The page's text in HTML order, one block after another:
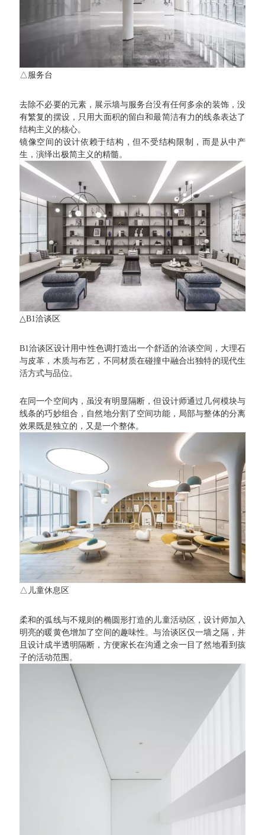
△服务台
去除不必要的元素，展示墙与服务台没有任何多余的装饰，没
有繁复的摆设，只用大面积的留白和最简洁有力的线条表达了
结构主义的核心。
镜像空间的设计依赖于结构，但不受结构限制，而是从中产
生，演绎出极简主义的精髓。
△B1洽谈区
B1洽谈区设计用中性色调打造出一个舒适的洽谈空间，大理石
与皮革，木质与布艺，不同材质在碰撞中融合出独特的现代生
活方式与品位。
在同一个空间内，虽没有明显隔断，但设计师通过几何模块与
线条的巧妙组合，自然地分割了空间功能，局部与整体的分离
效果既是独立的，又是一个整体。
△儿童休息区
柔和的弧线与不规则的椭圆形打造的儿童活动区，设计师加入
明亮的暖黄色增加了空间的趣味性。与洽谈区仅一墙之隔，并
且设计成半透明隔断，方便家长在沟通之余一目了然地看到孩
子的活动范围。